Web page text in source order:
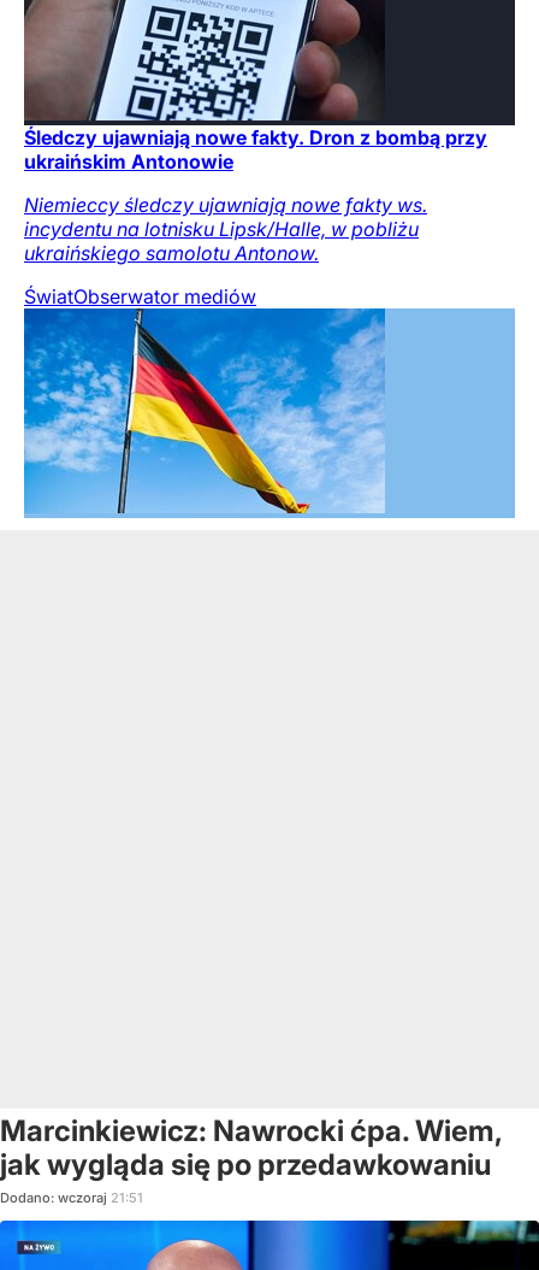
Śledczy ujawniają nowe fakty. Dron z bombą przy
ukraińskim Antonowie
Niemieccy śledczy ujawniają nowe fakty ws.
incydentu na lotnisku Lipsk/Halle, w pobliżu
ukraińskiego samolotu Antonow.
ŚwiatObserwator mediów
Marcinkiewicz: Nawrocki ćpa. Wiem,
jak wygląda się po przedawkowaniu
Dodano: wczoraj 21:51